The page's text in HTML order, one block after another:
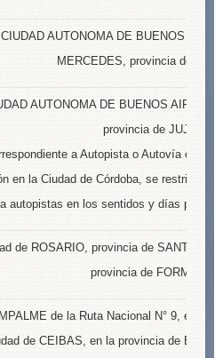
AUTONOMA DE BUENOS
MERCEDES, provincia de
AUTONOMA DE BUENOS AIRES
provincia de JUJUY.
a Autopista o Autovía
en la Ciudad de Córdoba, se
autopistas en los sentidos y días
de ROSARIO, provincia de SANTA
provincia de
de la Ruta Nacional N° 9, en
de CEIBAS, en la provincia de